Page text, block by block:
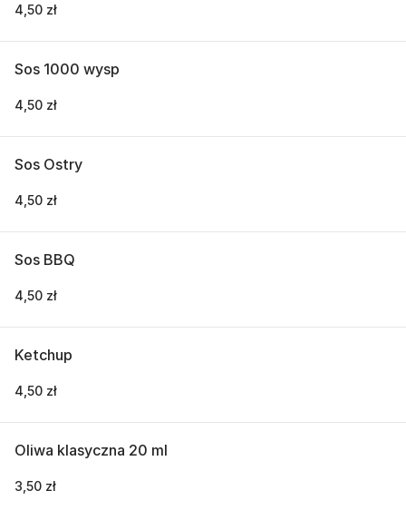
4,50 zł
Sos 1000 wysp
4,50 zł
Sos Ostry
4,50 zł
Sos BBQ
4,50 zł
Ketchup
4,50 zł
Oliwa klasyczna 20 ml
3,50 zł